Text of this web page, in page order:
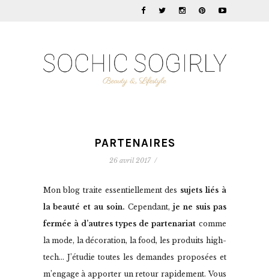
PARTENAIRES
26 avril 2017 /
Mon blog traite essentiellement des sujets liés à
la beauté et au soin. Cependant, je ne suis pas
fermée à d’autres types de partenariat comme
la mode, la décoration, la food, les produits high-
tech… J’étudie toutes les demandes proposées et
m’engage à apporter un retour rapidement. Vous